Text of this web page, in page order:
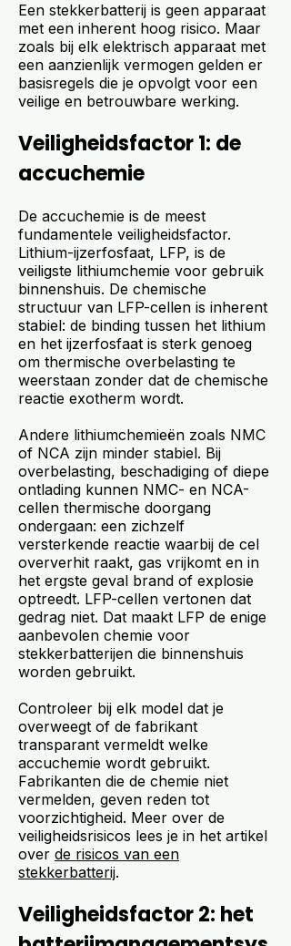
Een stekkerbatterij is geen apparaat
met een inherent hoog risico. Maar
zoals bij elk elektrisch apparaat met
een aanzienlijk vermogen gelden er
basisregels die je opvolgt voor een
veilige en betrouwbare werking.
Veiligheidsfactor 1: de
accuchemie
De accuchemie is de meest
fundamentele veiligheidsfactor.
Lithium-ijzerfosfaat, LFP, is de
veiligste lithiumchemie voor gebruik
binnenshuis. De chemische
structuur van LFP-cellen is inherent
stabiel: de binding tussen het lithium
en het ijzerfosfaat is sterk genoeg
om thermische overbelasting te
weerstaan zonder dat de chemische
reactie exotherm wordt.
Andere lithiumchemieën zoals NMC
of NCA zijn minder stabiel. Bij
overbelasting, beschadiging of diepe
ontlading kunnen NMC- en NCA-
cellen thermische doorgang
ondergaan: een zichzelf
versterkende reactie waarbij de cel
oververhit raakt, gas vrijkomt en in
het ergste geval brand of explosie
optreedt. LFP-cellen vertonen dat
gedrag niet. Dat maakt LFP de enige
aanbevolen chemie voor
stekkerbatterijen die binnenshuis
worden gebruikt.
Controleer bij elk model dat je
overweegt of de fabrikant
transparant vermeldt welke
accuchemie wordt gebruikt.
Fabrikanten die de chemie niet
vermelden, geven reden tot
voorzichtigheid. Meer over de
veiligheidsrisicos lees je in het artikel
over de risicos van een
stekkerbatterij.
Veiligheidsfactor 2: het